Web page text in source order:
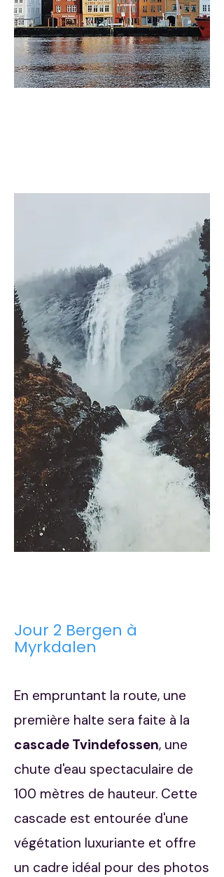
Jour 2 Bergen à
Myrkdalen
En empruntant la route, une
première halte sera faite à la
cascade Tvindefossen, une
chute d'eau spectaculaire de
100 mètres de hauteur. Cette
cascade est entourée d'une
végétation luxuriante et offre
un cadre idéal pour des photos